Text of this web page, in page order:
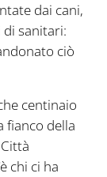
dai cani,
sanitari:
ciò
centinaio
fianco della
chi ci ha